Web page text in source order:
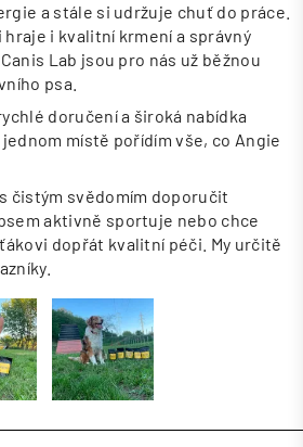
a stále si udržuje chuť do práce.
i kvalitní krmení a správný
Lab jsou pro nás už běžnou
psa.
doručení a široká nabídka
místě pořídím vše, co Angie
čistým svědomím doporučit
aktivně sportuje nebo chce
dopřát kvalitní péči. My určitě